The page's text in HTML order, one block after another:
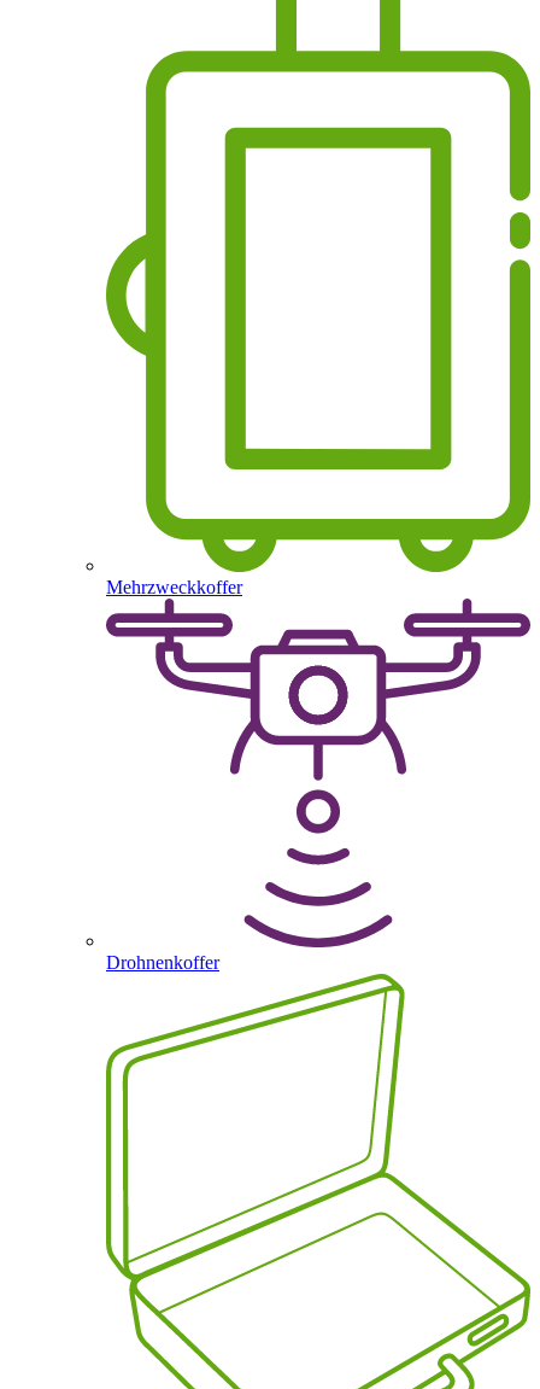
Mehrzweckkoffer
Drohnenkoffer